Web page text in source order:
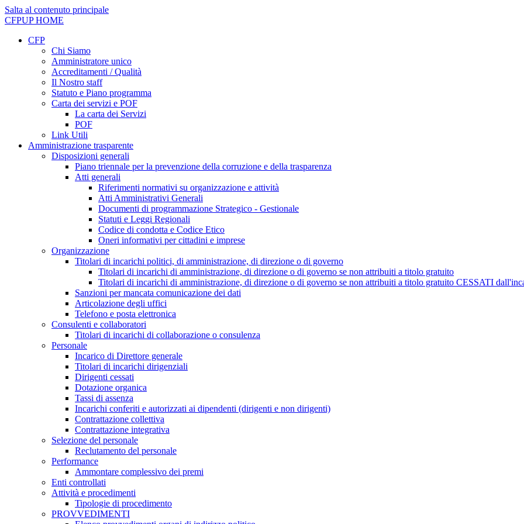
Salta al contenuto principale
CFPUPHOME
CFP
Chi Siamo
Amministratore unico
Accreditamenti / Qualità
Il Nostro staff
Statuto e Piano programma
Carta dei servizi e POF
La carta dei Servizi
POF
Link Utili
Amministrazione trasparente
Disposizioni generali
Piano triennale per la prevenzione della corruzione e della trasparenza
Atti generali
Riferimenti normativi su organizzazione e attività
Atti Amministrativi Generali
Documenti di programmazione Strategico - Gestionale
Statuti e Leggi Regionali
Codice di condotta e Codice Etico
Oneri informativi per cittadini e imprese
Organizzazione
Titolari di incarichi politici, di amministrazione, di direzione o di governo
Titolari di incarichi di amministrazione, di direzione o di governo se non attribuiti a titolo gratuito
Titolari di incarichi di amministrazione, di direzione o di governo se non attribuiti a titolo gratuito CESSATI
Sanzioni per mancata comunicazione dei dati
Articolazione degli uffici
Telefono e posta elettronica
Consulenti e collaboratori
Titolari di incarichi di collaborazione o consulenza
Personale
Incarico di Direttore generale
Titolari di incarichi dirigenziali
Dirigenti cessati
Dotazione organica
Tassi di assenza
Incarichi conferiti e autorizzati ai dipendenti (dirigenti e non dirigenti)
Contrattazione collettiva
Contrattazione integrativa
Selezione del personale
Reclutamento del personale
Performance
Ammontare complessivo dei premi
Enti controllati
Attività e procedimenti
Tipologie di procedimento
PROVVEDIMENTI